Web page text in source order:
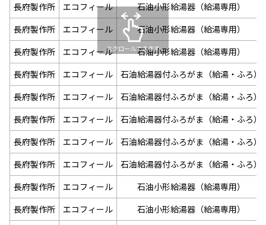
長府製作所
エコフィール
石油小形給湯器（給湯専用）
長府製作所
エコフィール
石油小形給湯器（給湯専用）
長府製作所
エコフィール
石油小形給湯器（給湯専用）
長府製作所
エコフィール
石油給湯器付ふろがま（給湯・ふろ）
長府製作所
エコフィール
石油給湯器付ふろがま（給湯・ふろ）
長府製作所
エコフィール
石油給湯器付ふろがま（給湯・ふろ）
長府製作所
エコフィール
石油給湯器付ふろがま（給湯・ふろ）
長府製作所
エコフィール
石油給湯器付ふろがま（給湯・ふろ）
長府製作所
エコフィール
石油小形給湯器（給湯専用）
長府製作所
エコフィール
石油小形給湯器（給湯専用）
スクロールできます